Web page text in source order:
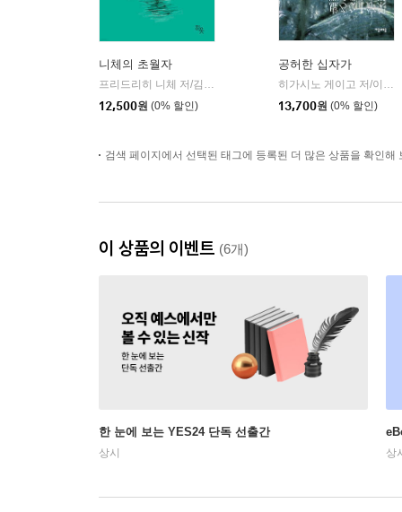
니체의 초월자
프리드리히 니체 저/김철 편역
12,500원 (0% 할인)
공허한 십자가
히가시노 게이고 저/이선희 역
13,700원 (0% 할인)
검색 페이지에서 선택된 태그에 등록된 더 많은 상품을 확인해
이 상품의 이벤트 (6개)
한 눈에 보는 YES24 단독 선출간
상시 상